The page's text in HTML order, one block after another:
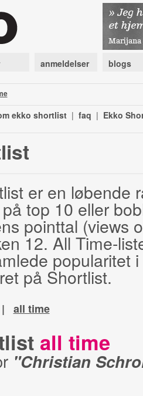
anmeldelser blogs
ekko shortlist | faq | Ekko
er en løbende
top 10 eller
pointtal (views
12. All Time-
popularitet
på Shortlist.
| all time
all time
"Christian